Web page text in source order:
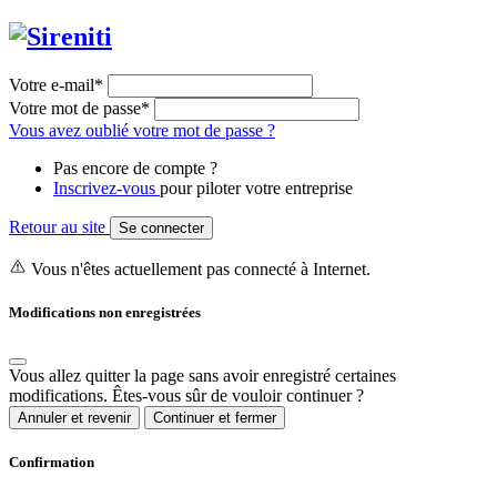
Votre e-mail*
Votre mot de passe*
Vous avez oublié votre mot de passe ?
Pas encore de compte ?
Inscrivez-vous pour piloter votre entreprise
Retour au site Se connecter
Vous n'êtes actuellement pas connecté à Internet.
Modifications non enregistrées
Vous allez quitter la page sans avoir enregistré certaines
modifications. Êtes-vous sûr de vouloir continuer ?
Annuler et revenir Continuer et fermer
Confirmation